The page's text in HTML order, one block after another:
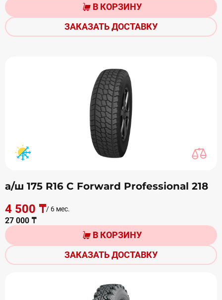
В КОРЗИНУ
ЗАКАЗАТЬ ДОСТАВКУ
а/ш 175 R16 C Forward Professional 218
4 500 ₸/ 6 мес.
27 000 ₸
В КОРЗИНУ
ЗАКАЗАТЬ ДОСТАВКУ